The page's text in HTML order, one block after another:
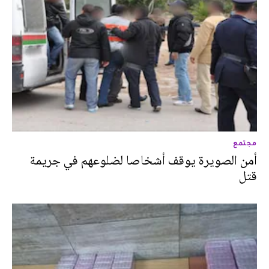
مجتمع
أمن الصويرة يوقف أشخاصا لضلوعهم في جريمة
قتل